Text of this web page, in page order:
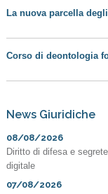
La nuova parcella
Corso di deontologia
News Giuridiche
08/08/2026
Diritto di difesa e
digitale
07/08/2026